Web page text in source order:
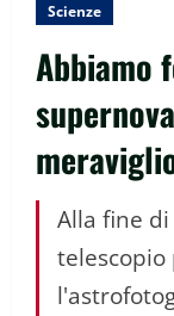
Scienze
Abbiamo
Alla fine